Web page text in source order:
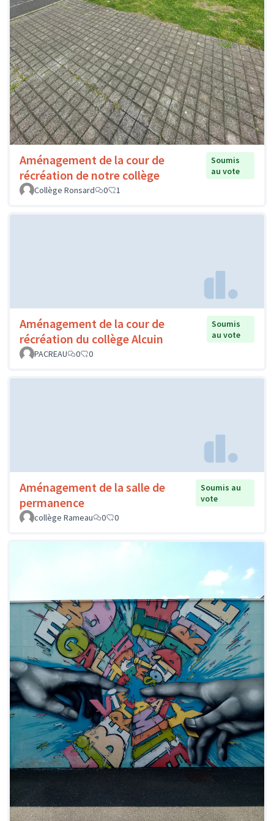
Aménagement de la cour de
récréation de notre collège
Soumis
au vote
Collège Ronsard
0 1
Aménagement de la cour de
récréation du collège Alcuin
Soumis
au vote
PACREAU
0 0
Aménagement de la salle de
permanence
Soumis au
vote
collège Rameau
0 0